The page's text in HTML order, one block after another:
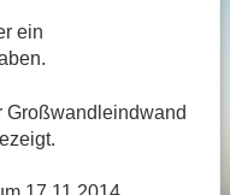
ein
Großwandleindwand